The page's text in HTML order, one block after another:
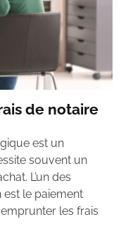
de notaire
est un
souvent un
L’un des
le paiement
les frais